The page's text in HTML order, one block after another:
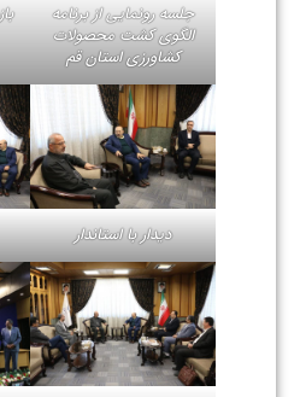
جلسه رونمایی از برنامه
الگوی کشت محصولات
کشاورزی استان قم
دیدار با استاندار